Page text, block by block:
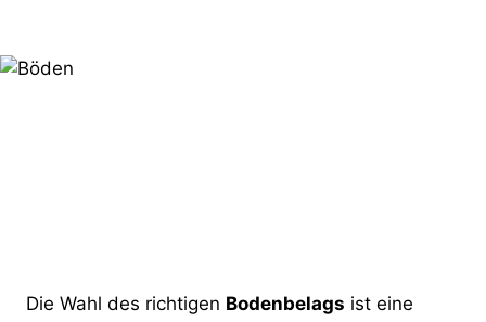
Die Wahl des richtigen Bodenbelags ist eine